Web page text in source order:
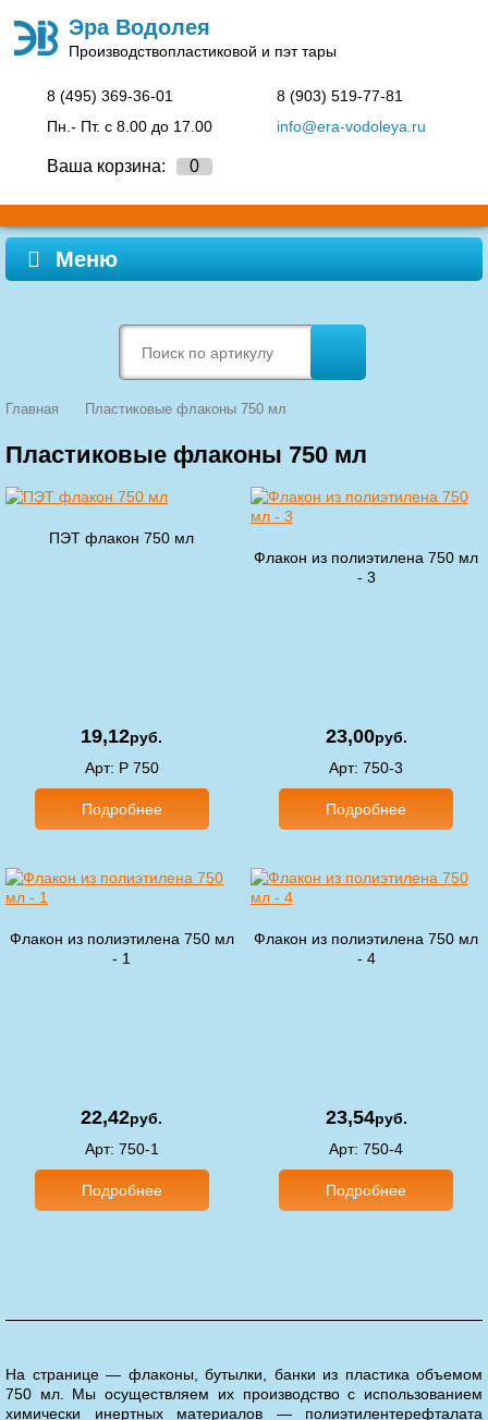
Эра Водолея
Производствопластиковой и пэт тары
8 (495) 369-36-01
Пн.- Пт. c 8.00 до 17.00
8 (903) 519-77-81
info@era-vodoleya.ru
Ваша корзина: 0
Меню
Главная Пластиковые флаконы 750 мл
Пластиковые флаконы 750 мл
ПЭТ флакон 750 мл
19,12руб.
Арт: P 750
Подробнее
Флакон из полиэтилена 750 мл
- 3
23,00руб.
Арт: 750-3
Подробнее
Флакон из полиэтилена 750 мл
- 1
22,42руб.
Арт: 750-1
Подробнее
Флакон из полиэтилена 750 мл
- 4
23,54руб.
Арт: 750-4
Подробнее
На странице — флаконы, бутылки, банки из пластика объемом
750 мл. Мы осуществляем их производство с использованием
химически инертных материалов — полиэтилентерефталата